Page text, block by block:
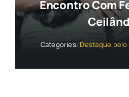
Encontro Com
Categories: Destaque pelo